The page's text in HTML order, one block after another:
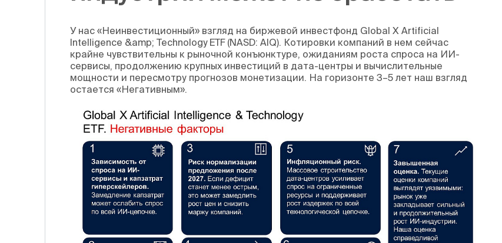
У нас «Неинвестиционный» взгляд на биржевой инвестфонд Global X Artificial
Intelligence &amp; Technology ETF (NASD: AIQ). Котировки компаний в нем сейчас
крайне чувствительны к рыночной конъюнктуре, ожиданиям роста спроса на ИИ-
сервисы, продолжению крупных инвестиций в дата-центры и вычислительные
мощности и пересмотру прогнозов монетизации. На горизонте 3–5 лет наш взгляд
остается «Негативным».